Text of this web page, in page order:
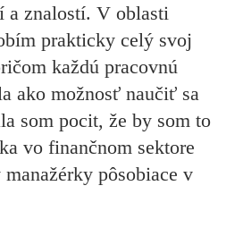
a znalostí. V oblasti
prakticky celý svoj
každú pracovnú
ako možnosť naučiť sa
som pocit, že by som to
vo finančnom sektore
pôsobiace v